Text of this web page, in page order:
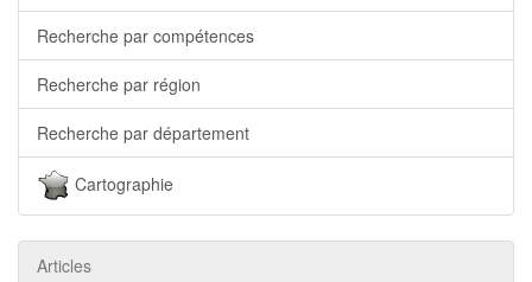
Recherche par compétences
Recherche par région
Recherche par département
Cartographie
Articles